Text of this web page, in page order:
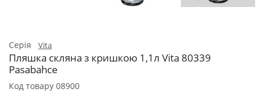
Серія Vita
Пляшка скляна з кришкою 1,1л Vita 80339
Pasabahce
Код товару 08900